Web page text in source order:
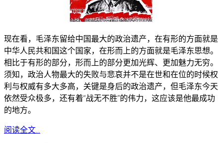
现在看，毛泽东留给中国最大的政治遗产，在有形的方面就是
中华人民共和国这个国家，在形而上的方面就是毛泽东思想。
相比于有形的部分，形而上的部分更加光辉、更加魅力无穷。
须知，政治人物最大的失败与悲哀并不是在世和在位的时候权
利与权威有多大多高，关键是身后的政治遗产，但毛泽东今天
依然受众极多，还有着“战无不胜”的伟力，这应该是他最成功
的地方。
阅读全文...